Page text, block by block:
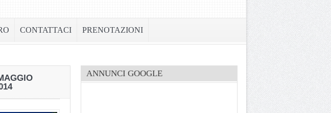
CONTATTACI PRENOTAZIONI
ANNUNCI GOOGLE